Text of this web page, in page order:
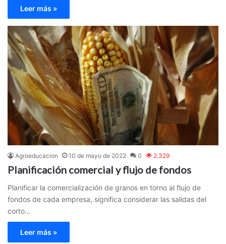
Leer más »
Agroeducacion 10 de mayo de 2022 0 2.329
Planificación comercial y flujo de fondos
Planificar la comercialización de granos en torno al flujo de
fondos de cada empresa, significa considerar las salidas del
corto…
Leer más »